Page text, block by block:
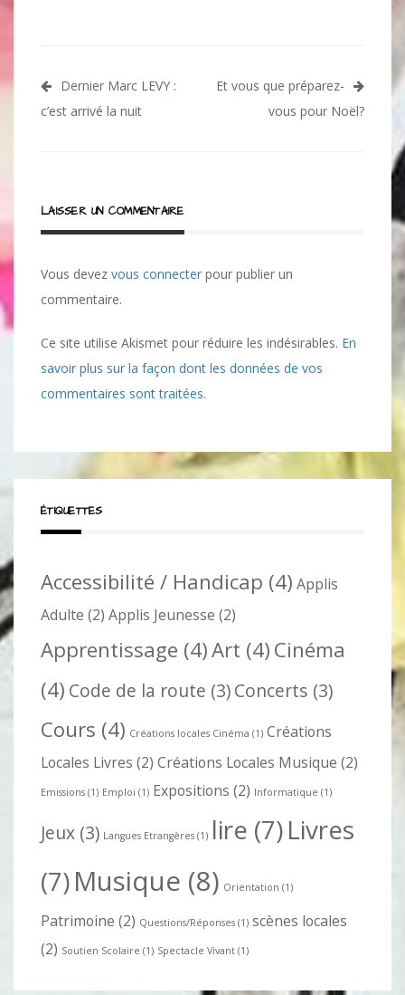
Navigation
de
Dernier Marc LEVY :
c’est arrivé la nuit
Et vous que préparez-
vous pour Noël?
LAISSER UN COMMENTAIRE
Vous devez vous connecter pour publier un
commentaire.
Ce site utilise Akismet pour réduire les indésirables. En
savoir plus sur la façon dont les données de vos
commentaires sont traitées.
ÉTIQUETTES
Accessibilité / Handicap (4) Applis
Adulte (2) Applis Jeunesse (2)
Apprentissage (4)Art (4) Cinéma
(4) Code de la route (3)Concerts (3)
Cours (4) Créations locales Cinéma (1) Créations
Locales Livres (2) Créations Locales Musique (2)
Emissions (1) Emploi (1) Expositions (2) Informatique (1)
Jeux (3) Langues Etrangères (1) lire (7)Livres
(7)Musique (8) Orientation (1)
Patrimoine (2) Questions/Réponses (1) scènes locales
(2) Soutien Scolaire (1) Spectacle Vivant (1)